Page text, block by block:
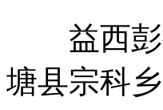
益西彭
塘县宗科乡